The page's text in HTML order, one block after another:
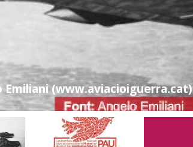
Emiliani (www.aviacioiguerra.cat)